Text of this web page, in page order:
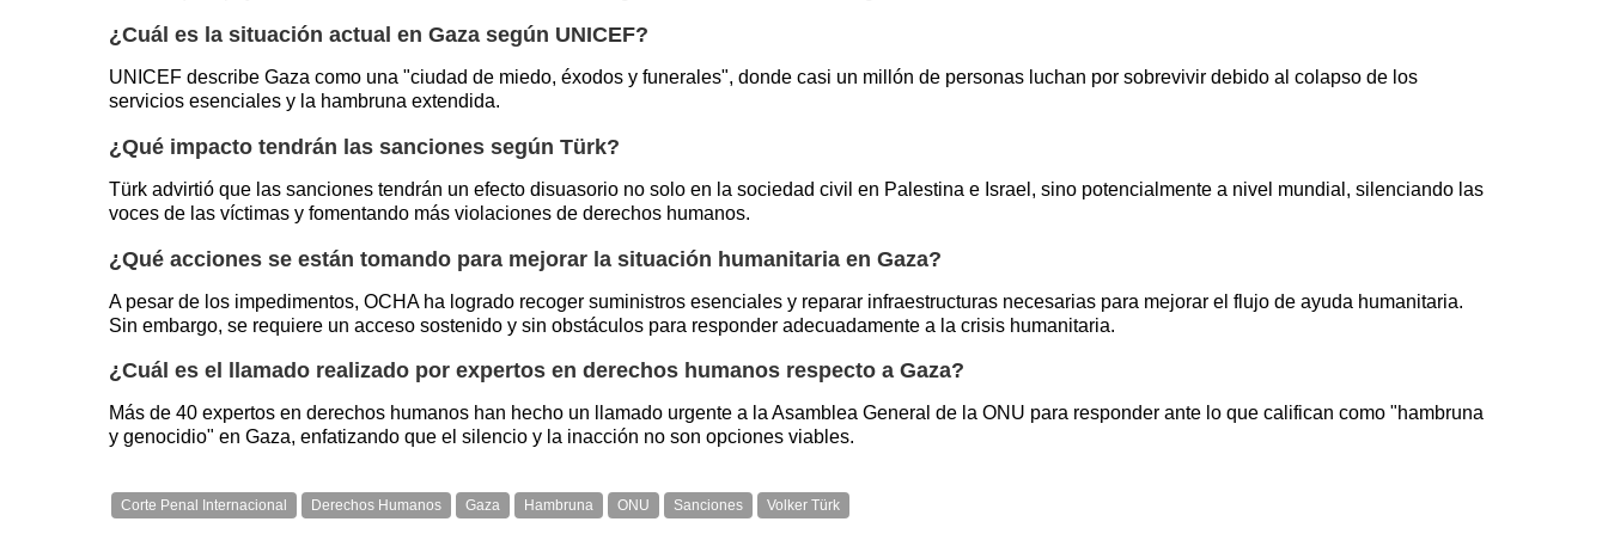
¿Cuál es la situación actual en Gaza según UNICEF?
UNICEF describe Gaza como una "ciudad de miedo, éxodos y funerales", donde casi un millón de personas luchan por sobrevivir debido al colapso de los
servicios esenciales y la hambruna extendida.
¿Qué impacto tendrán las sanciones según Türk?
Türk advirtió que las sanciones tendrán un efecto disuasorio no solo en la sociedad civil en Palestina e Israel, sino potencialmente a nivel mundial, silenciando las
voces de las víctimas y fomentando más violaciones de derechos humanos.
¿Qué acciones se están tomando para mejorar la situación humanitaria en Gaza?
A pesar de los impedimentos, OCHA ha logrado recoger suministros esenciales y reparar infraestructuras necesarias para mejorar el flujo de ayuda humanitaria.
Sin embargo, se requiere un acceso sostenido y sin obstáculos para responder adecuadamente a la crisis humanitaria.
¿Cuál es el llamado realizado por expertos en derechos humanos respecto a Gaza?
Más de 40 expertos en derechos humanos han hecho un llamado urgente a la Asamblea General de la ONU para responder ante lo que califican como "hambruna
y genocidio" en Gaza, enfatizando que el silencio y la inacción no son opciones viables.
Corte Penal Internacional Derechos Humanos Gaza Hambruna ONU Sanciones Volker Türk